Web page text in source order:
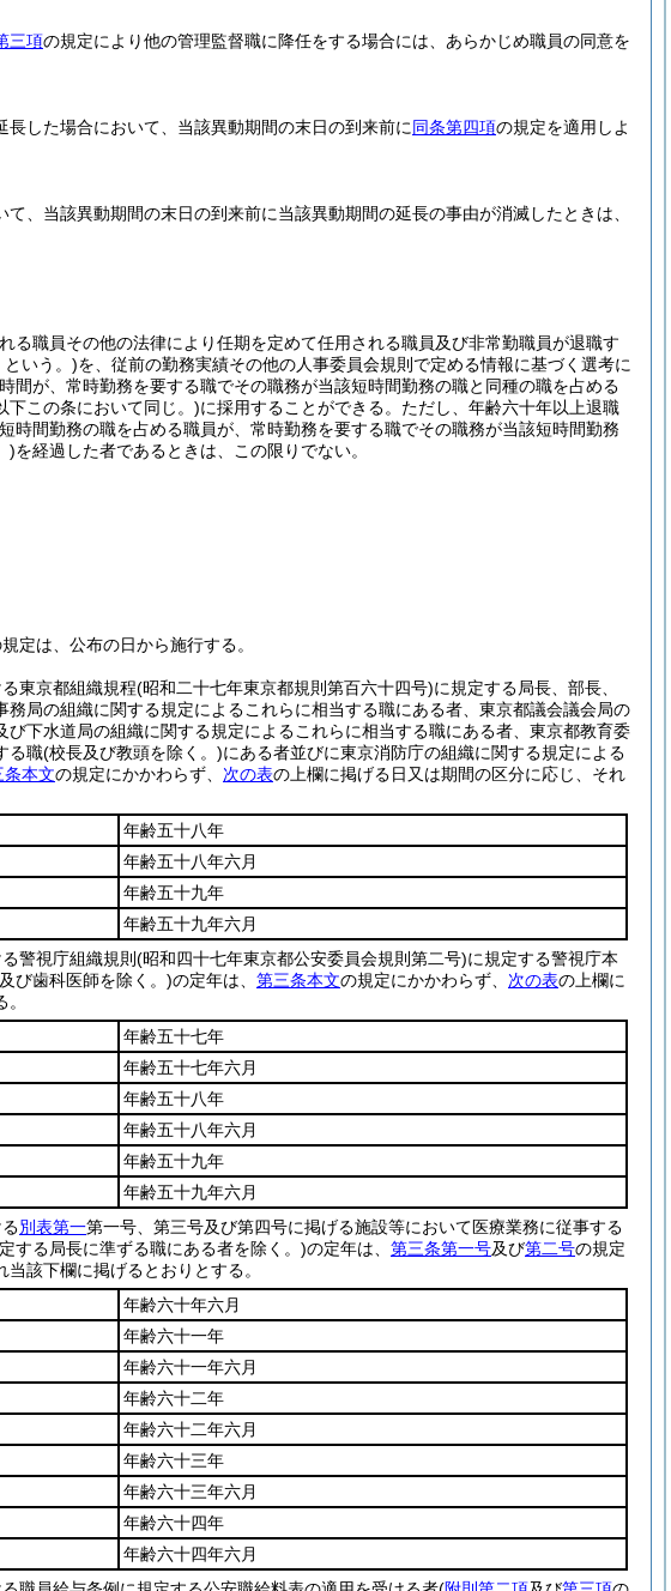
三項の規定により他の管理監督職に降任をする場合には、あらかじめ職員の同意を
長した場合において、当該異動期間の末日の到来前に同条第四項の規定を適用しよ
、当該異動期間の末日の到来前に当該異動期間の延長の事由が消滅したときは、
る職員その他の法律により任期を定めて任用される職員及び非常勤職員が退職す
いう。)を、従前の勤務実績その他の人事委員会規則で定める情報に基づく選考に
間が、常時勤務を要する職でその職務が当該短時間勤務の職と同種の職を占める
下この条において同じ。)に採用することができる。 ただし、年齢六十年以上退職
時間勤務の職を占める職員が、常時勤務を要する職でその職務が当該短時間勤務
)を経過した者であるときは、この限りでない。
定は、公布の日から施行する。
東京都組織規程(昭和二十七年東京都規則第百六十四号)に規定する局長、部長、
局の組織に関する規定によるこれらに相当する職にある者、東京都議会議会局の
下水道局の組織に関する規定によるこれらに相当する職にある者、東京都教育委
る職(校長及び教頭を除く。)にある者並びに東京消防庁の組織に関する規定による
条本文の規定にかかわらず、 次の表の上欄に掲げる日又は期間の区分に応じ、それ
年齢五十八年
年齢五十八年六月
年齢五十九年
年齢五十九年六月
警視庁組織規則 (昭和四十七年東京都公安委員会規則第二号)に規定する警視庁本
び歯科医師を除く。)の定年は、 第三条本文の規定にかかわらず、 次の表の上欄に
年齢五十七年
年齢五十七年六月
年齢五十八年
年齢五十八年六月
年齢五十九年
年齢五十九年六月
別表第一第一号、第三号及び第四号に掲げる施設等において医療業務に従事する
する局長に準ずる職にある者を除く。)の定年は、 第三条第一号及び第二号の規定
該下欄に掲げるとおりとする。
年齢六十年六月
年齢六十一年
年齢六十一年六月
年齢六十二年
年齢六十二年六月
年齢六十三年
年齢六十三年六月
年齢六十四年
年齢六十四年六月